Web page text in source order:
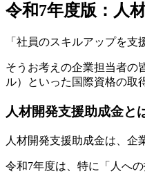
令和7年度版：人
「社員のスキルアップを
そうお考えの企業担当者の
ル）といった国際資格の取
人材開発支援助成金と
人材開発支援助成金は、企
令和7年度は、特に「人へ